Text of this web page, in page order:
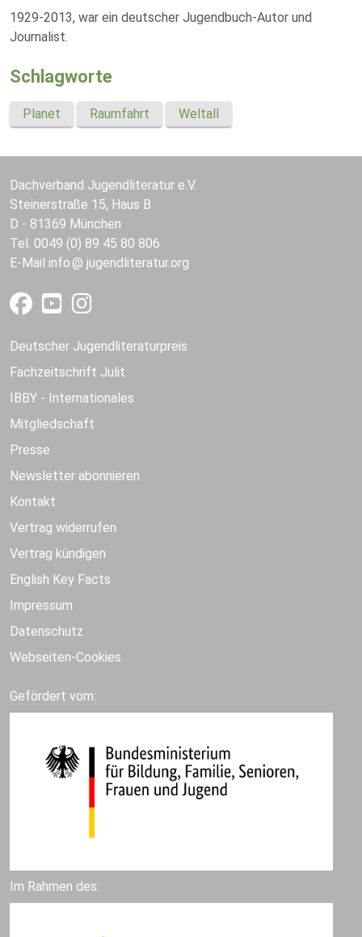
1929-2013, war ein deutscher Jugendbuch-Autor und
Journalist.
Schlagworte
Planet Raumfahrt Weltall
Dachverband Jugendliteratur e.V.
Steinerstraße 15, Haus B
D - 81369 München
Tel. 0049 (0) 89 45 80 806
E-Mail info jugendliteratur.org
Deutscher Jugendliteraturpreis
Fachzeitschrift Julit
IBBY - Internationales
Mitgliedschaft
Presse
Newsletter abonnieren
Kontakt
Vertrag widerrufen
Vertrag kündigen
English Key Facts
Impressum
Datenschutz
Webseiten-Cookies
Gefördert vom:
Im Rahmen des: